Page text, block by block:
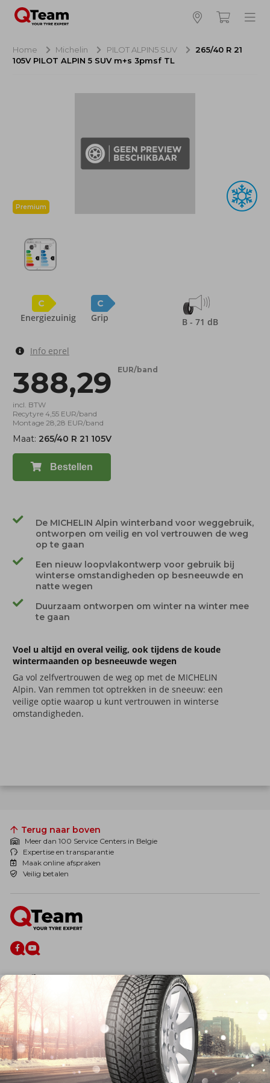
Hoeveel banden wilt u bestellen?
Bestellen
Home Michelin PILOT ALPIN5 SUV
265/40 R 21
105V PILOT ALPIN 5 SUV m+s 3pmsf TL
Premium
C
Energiezuinig
C
Grip B - 71 dB
Info eprel
388,29 EUR/band
incl. BTW
Recytyre 4,55 EUR/band
Montage 28,28 EUR/band
Maat: 265/40 R 21 105V
Bestellen
De MICHELIN Alpin winterband voor weggebruik,
ontworpen om veilig en vol vertrouwen de weg
op te gaan
Een nieuw loopvlakontwerp voor gebruik bij
winterse omstandigheden op besneeuwde en
natte wegen
Duurzaam ontworpen om winter na winter mee
te gaan
Voel u altijd en overal veilig, ook tijdens de koude
wintermaanden op besneeuwde wegen
Ga vol zelfvertrouwen de weg op met de MICHELIN
Alpin. Van remmen tot optrekken in de sneeuw: een
veilige optie waarop u kunt vertrouwen in winterse
omstandigheden.
Terug naar boven
Meer dan 100 Service Centers in Belgie
Expertise en transparantie
Maak online afspraken
Veilig betalen
De firma
Wie zijn wij?
Blog
Onze dienstverlening
Banden
Velgen
Diensten
Afspraak Maken